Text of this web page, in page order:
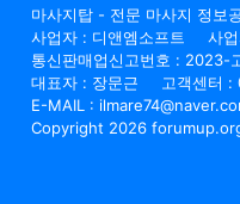
마사지탑 - 전문 마사지 정보
사업자 : 디앤엠소프트
사
통신판매업신고번호 : 2023-
대표자 : 장문근
고객센터
E-MAIL :
Copyright 2026